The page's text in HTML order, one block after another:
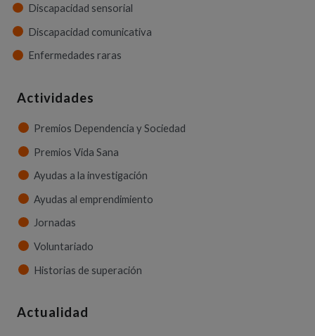
Discapacidad sensorial
Discapacidad comunicativa
Enfermedades raras
Actividades
Premios Dependencia y Sociedad
Premios Vida Sana
Ayudas a la investigación
Ayudas al emprendimiento
Jornadas
Voluntariado
Historias de superación
Actualidad